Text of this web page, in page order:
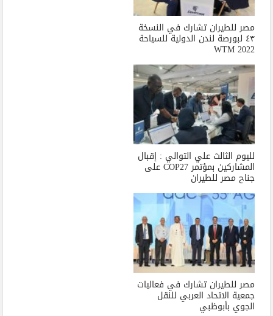
مصر للطيران تشارك في النسخة
٤٣ لبورصة لندن الدولية للسياحة
WTM 2022
لليوم الثالث علي التوالي : إقبال
المشاركين بمؤتمر COP27 على
جناح مصر للطيران
مصر للطيران تشارك في فعاليات
جمعية الاتحاد العربي للنقل
الجوي بأبوظبي